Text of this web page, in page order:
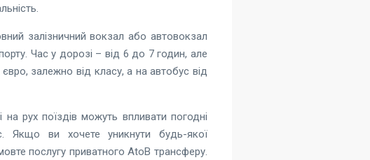
залізничний вокзал або автовокзал
Час у дорозі – від 6 до 7 годин, але
залежно від класу, а на автобус від
рух поїздів можуть впливати погодні
Якщо ви хочете уникнути будь-якої
послугу приватного AtoB трансферу.